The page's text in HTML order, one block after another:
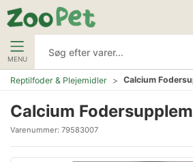
MENU
Reptilfoder & Plejemidler Calcium
Calcium
Varenummer: 79583007